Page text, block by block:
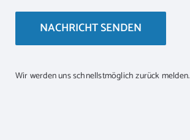
NACHRICHT SENDEN
Wir werden uns schnellstmöglich zurück melden.